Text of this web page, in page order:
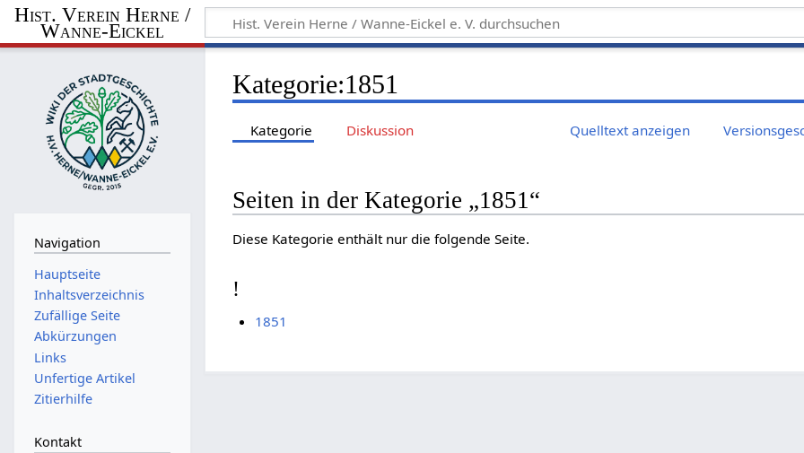
Hist. Verein Herne /
Wanne-Eickel
Kategorie:1851
Kategorie Diskussion Quelltext anzeigen
Seiten in der Kategorie „1851“
Diese Kategorie enthält nur die folgende Seite.
!
1851
Navigation
Hauptseite
Inhaltsverzeichnis
Zufällige Seite
Abkürzungen
Links
Unfertige Artikel
Zitierhilfe
Kontakt